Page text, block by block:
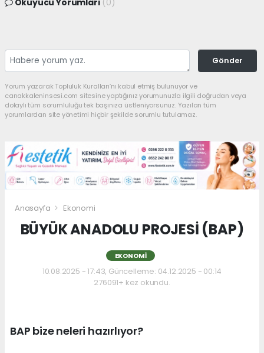
Okuyucu Yorumları (0)
Gönder
Yorum yazarak Topluluk Kuralları’nı kabul etmiş bulunuyor ve
canakkaleninsesi.com sitesine yaptığınız yorumunuzla ilgili doğrudan veya
dolaylı tüm sorumluluğu tek başınıza üstleniyorsunuz. Yazılan tüm
yorumlardan site yönetimi hiçbir şekilde sorumlu tutulamaz.
Anasayfa Ekonomi
BÜYÜK ANADOLU PROJESİ (BAP)
EKONOMI
10.08.2025 - 17:43, Güncelleme: 04.12.2025 - 00:14
276091+ kez okundu.
BAP bize neleri hazırlıyor?